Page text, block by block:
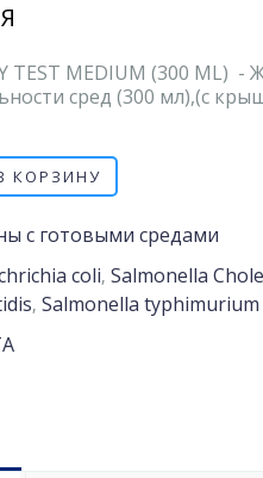
TEST MEDIUM (300 ML) -
сред (300 мл),(с
КОРЗИНУ
с готовыми средами
coli, Salmonella
, Salmonella typhimurium